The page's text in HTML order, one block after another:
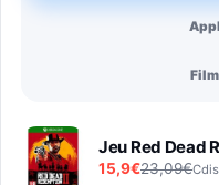
Jeu Red Dead
15,9€23,09€